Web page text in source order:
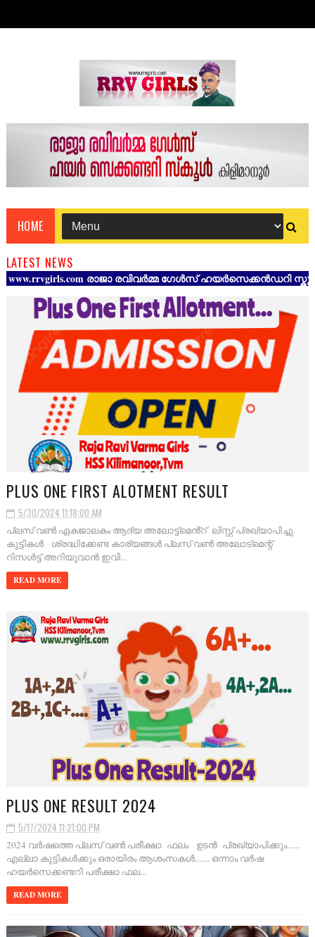
HOME
LATEST NEWS
രാജാ രവിവർമ്മ ഗേൾസ് ഹയർസെക്കൻഡറി സ്കൂൾ
PLUS ONE FIRST ALOTMENT RESULT
5/30/2024 11:18:00 AM
പ്ലസ് വൺ ഏകജാലകം ആദ്യ അലോട്ട്മെൻ്റ് ലിസ്റ്റ് പ്രഖ്യാപിച്ചു.
കുട്ടികൾ ശ്രദ്ധിക്കേണ്ട കാര്യങ്ങൾ പ്ലസ് വൺ അലോട്മെന്റ്
റിസൾട്ട് അറിയുവാൻ ഇവി...
READ MORE
PLUS ONE RESULT 2024
5/17/2024 11:21:00 PM
2024 വർഷത്തെ പ്ലസ് വൺ പരീക്ഷാ ഫലം ഉടൻ പ്രഖ്യാപിക്കും......
എല്ലാ കുട്ടികൾക്കും ഒരായിരം ആശംസകൾ....... ഒന്നാം വർഷ
ഹയർസെക്കണ്ടറി പരീക്ഷാ ഫല...
READ MORE